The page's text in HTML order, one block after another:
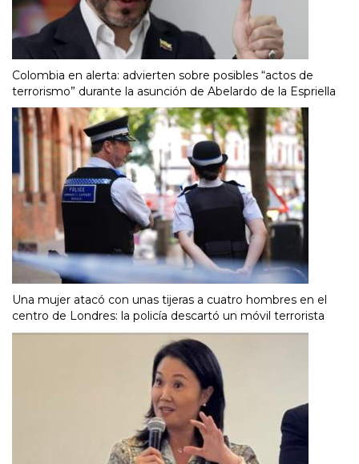
Colombia en alerta: advierten sobre posibles “actos de
terrorismo” durante la asunción de Abelardo de la Espriella
Una mujer atacó con unas tijeras a cuatro hombres en el
centro de Londres: la policía descartó un móvil terrorista